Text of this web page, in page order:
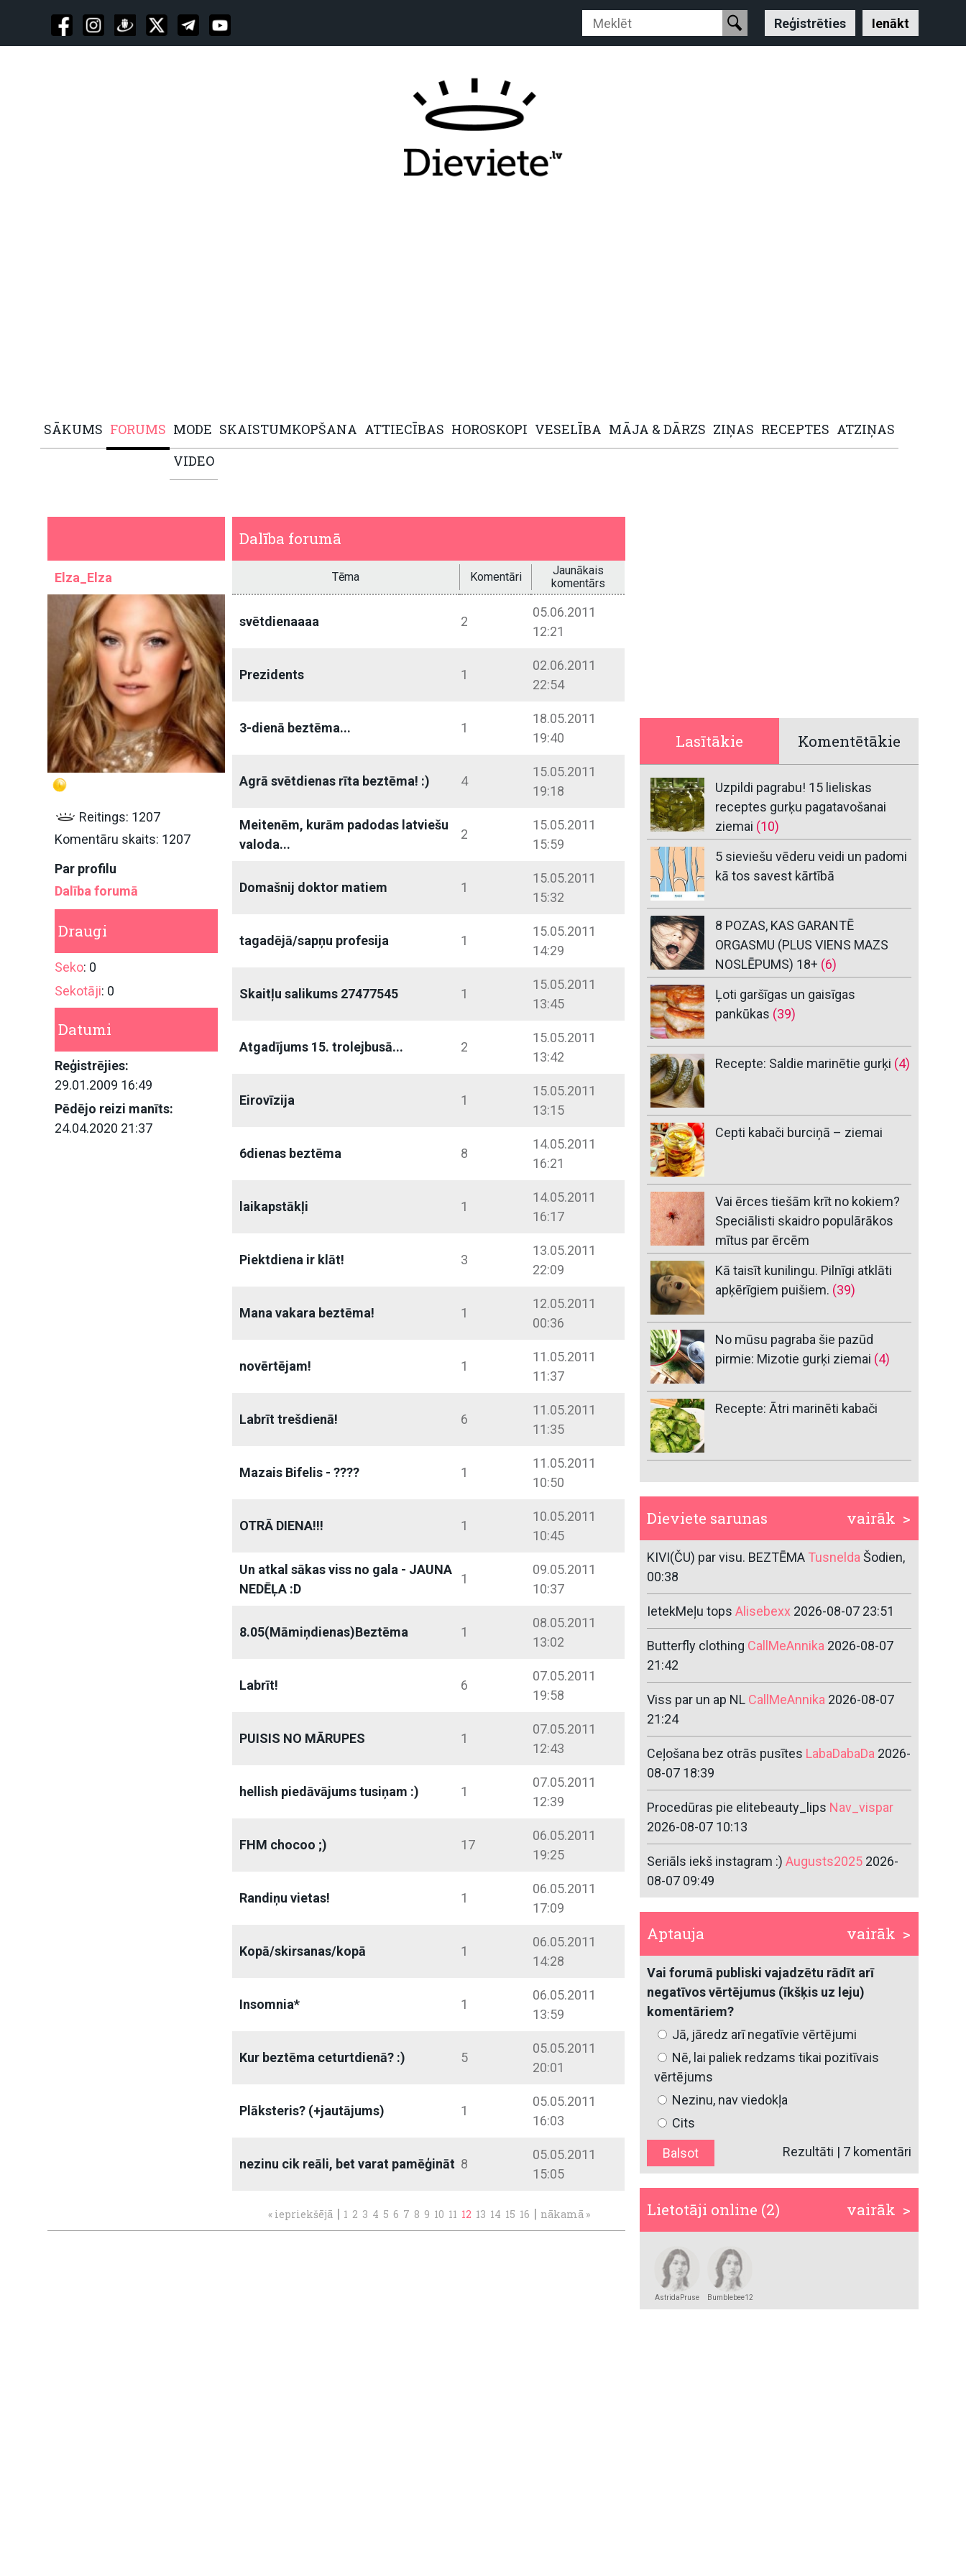
Reģistrēties Ienākt
SĀKUMS FORUMS MODE SKAISTUMKOPŠANA ATTIECĪBAS HOROSKOPI VESELĪBA MĀJA & DĀRZS ZIŅAS RECEPTES ATZIŅAS
VIDEO
Elza_Elza
Reitings: 1207
Komentāru skaits: 1207
Par profilu
Dalība forumā
Draugi
Seko: 0
Sekotāji: 0
Datumi
Reģistrējies:
29.01.2009 16:49
Pēdējo reizi manīts:
24.04.2020 21:37
Dalība forumā
Tēma Komentāri
Jaunākais
komentārs
svētdienaaaa 2
05.06.2011
12:21
Prezidents 1
02.06.2011
22:54
3-dienā beztēma... 1
18.05.2011
19:40
Agrā svētdienas rīta beztēma! :) 4
15.05.2011
19:18
Meitenēm, kurām padodas latviešu
valoda...
2
15.05.2011
15:59
Domašnij doktor matiem 1
15.05.2011
15:32
tagadējā/sapņu profesija 1
15.05.2011
14:29
Skaitļu salikums 27477545 1
15.05.2011
13:45
Atgadījums 15. trolejbusā... 2
15.05.2011
13:42
Eirovīzija 1
15.05.2011
13:15
6dienas beztēma 8
14.05.2011
16:21
laikapstākļi 1
14.05.2011
16:17
Piektdiena ir klāt! 3
13.05.2011
22:09
Mana vakara beztēma! 1
12.05.2011
00:36
novērtējam! 1
11.05.2011
11:37
Labrīt trešdienā! 6
11.05.2011
11:35
Mazais Bifelis - ???? 1
11.05.2011
10:50
OTRĀ DIENA!!! 1
10.05.2011
10:45
Un atkal sākas viss no gala - JAUNA
NEDĒĻA :D
1
09.05.2011
10:37
8.05(Māmiņdienas)Beztēma 1
08.05.2011
13:02
Labrīt! 6
07.05.2011
19:58
PUISIS NO MĀRUPES 1
07.05.2011
12:43
hellish piedāvājums tusiņam :) 1
07.05.2011
12:39
FHM chocoo ;) 17
06.05.2011
19:25
Randiņu vietas! 1
06.05.2011
17:09
Kopā/skirsanas/kopā 1
06.05.2011
14:28
Insomnia* 1
06.05.2011
13:59
Kur beztēma ceturtdienā? :) 5
05.05.2011
20:01
Plāksteris? (+jautājums) 1
05.05.2011
16:03
nezinu cik reāli, bet varat pamēģināt 8
05.05.2011
15:05
« iepriekšējā | 1 2 3 4 5 6 7 8 9 10 11 12 13 14 15 16 | nākamā »
Lasītākie Komentētākie
Uzpildi pagrabu! 15 lieliskas
receptes gurķu pagatavošanai
ziemai (10)
5 sieviešu vēderu veidi un padomi
kā tos savest kārtībā
8 POZAS, KAS GARANTĒ
ORGASMU (PLUS VIENS MAZS
NOSLĒPUMS) 18+ (6)
Ļoti garšīgas un gaisīgas
pankūkas (39)
Recepte: Saldie marinētie gurķi (4)
Cepti kabači burciņā – ziemai
Vai ērces tiešām krīt no kokiem?
Speciālisti skaidro populārākos
mītus par ērcēm
Kā taisīt kunilingu. Pilnīgi atklāti
apķērīgiem puišiem. (39)
No mūsu pagraba šie pazūd
pirmie: Mizotie gurķi ziemai (4)
Recepte: Ātri marinēti kabači
vairāk >
Dieviete sarunas
KIVI(ČU) par visu. BEZTĒMA TusneldaŠodien,
00:38
IetekMeļu tops Alisebexx 2026-08-07 23:51
Butterfly clothing CallMeAnnika 2026-08-07
21:42
Viss par un ap NL CallMeAnnika 2026-08-07
21:24
Ceļošana bez otrās pusītes LabaDabaDa 2026-
08-07 18:39
Procedūras pie elitebeauty_lips Nav_vispar
2026-08-07 10:13
Seriāls iekš instagram :) Augusts2025 2026-
08-07 09:49
vairāk >
Aptauja
Vai forumā publiski vajadzētu rādīt arī
negatīvos vērtējumus (īkšķis uz leju)
komentāriem?
Jā, jāredz arī negatīvie vērtējumi
Nē, lai paliek redzams tikai pozitīvais
vērtējums
Nezinu, nav viedokļa
Cits
Rezultāti | 7 komentāri
vairāk >
Lietotāji online (2)
AstridaPruse Bumblebee123